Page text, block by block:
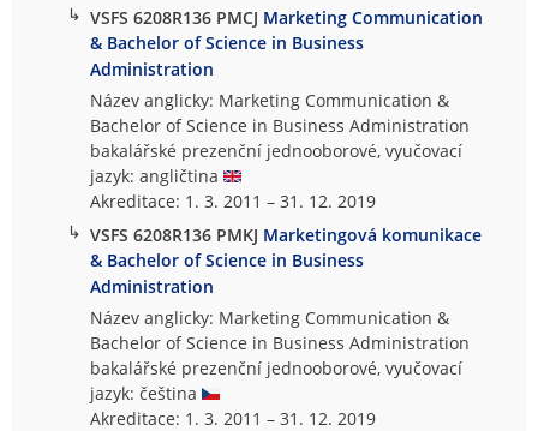
↳ VSFS 6208R136 PMCJ Marketing Communication
& Bachelor of Science in Business
Administration
Název anglicky: Marketing Communication &
Bachelor of Science in Business Administration
bakalářské prezenční jednooborové, vyučovací
jazyk: angličtina
Akreditace: 1. 3. 2011 – 31. 12. 2019
↳ VSFS 6208R136 PMKJ Marketingová komunikace
& Bachelor of Science in Business
Administration
Název anglicky: Marketing Communication &
Bachelor of Science in Business Administration
bakalářské prezenční jednooborové, vyučovací
jazyk: čeština
Akreditace: 1. 3. 2011 – 31. 12. 2019